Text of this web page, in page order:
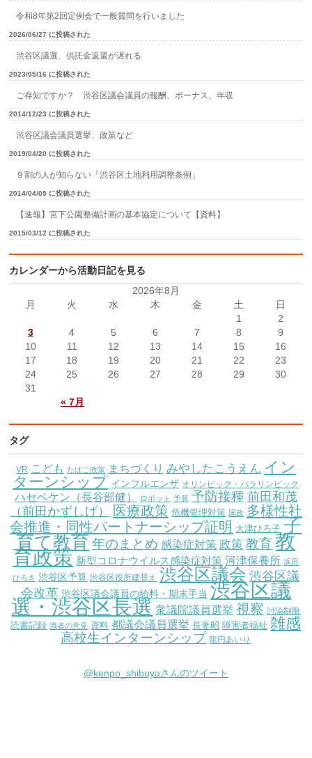
令和8年第2回定例会で一般質問を行いました
2026/06/27 に投稿された
渋谷区議選、供託金返還が遅れる
2023/05/16 に投稿された
ご存知ですか？ 渋谷区議会議員の報酬、ボーナス、年収
2014/12/23 に投稿された
渋谷区議会議員選挙、政策など
2019/04/20 に投稿された
９割の人が知らない「渋谷区土地利用調整条例」
2014/04/05 に投稿された
【速報】宮下公園整備計画の基本協定について【資料】
2015/03/12 に投稿された
カレンダーから活動日記を見る
2026年8月
月
火 水 木 金 土 日
« 7月
1
2
3
4 5 6 7 8
9
10
11 12 13 14 15
16
17
18 19 20 21 22
23
24
25 26 27 28 29
30
31
タグ
VR こども たばこ政策 まちづくり みやしたこうえん イン
ターンシップ インフルエンザ オリンピック・パラリンピック
ハセベケン（長谷部健） ロボット 予算 予防接種 前田和茂
（前田かずしげ）
医療政策 危機管理対策 国政 多様性社
会推進・同性パートナーシップ証明 大津ひろ子 子
育て教育 年のまとめ 感染症対策 政策 教育 教
育政策 新型コロナウイルス感染症対策 河津保養所 浜田
ひろき 渋谷区予算 渋谷区役所建替え 渋谷区議会 渋谷区議
会改革 渋谷区議会議員の給料・期末手当 渋谷区議
選・渋谷区長選 衆議院議員選挙 視察 討論制限
読書記録 識者の意見 資料 都議会議員選挙 長妻昭 障害者福祉 雑感
高校生インターンシップ 龍円あいり
@kenpo_shibuyaさんのツイート